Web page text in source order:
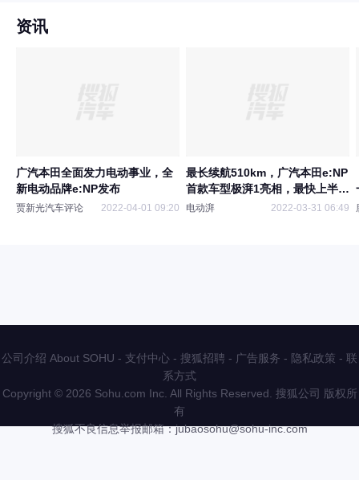
资讯
广汽本田全面发力电动事业，全
新电动品牌e:NP发布
贾新光汽车评论 2022-04-01 09:20
最长续航510km，广汽本田e:NP
首款车型极湃1亮相，最快上半年
上市
电动湃 2022-03-31 06:49
公司介绍 About SOHU - 支付中心 - 搜狐招聘 - 广告服务 - 隐私政策 - 联
系方式
Copyright © 2026 Sohu.com Inc. All Rights Reserved. 搜狐公司 版权所
有
搜狐不良信息举报邮箱：jubaosohu@sohu-inc.com